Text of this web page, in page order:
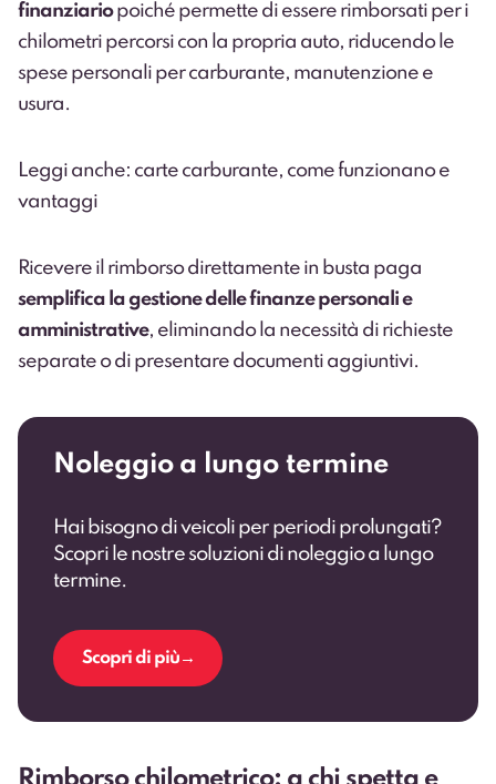
finanziariopoiché permette di essere rimborsati per i
chilometri percorsi con la propria auto, riducendo le
spese personali per carburante, manutenzione e
usura.
Leggi anche: carte carburante, come funzionano e
vantaggi
Ricevere il rimborso direttamente in busta paga
semplifica la gestione delle finanze personali e
amministrative, eliminando la necessità di richieste
separate o di presentare documenti aggiuntivi.
Noleggio a lungo termine
Hai bisogno di veicoli per periodi prolungati?
Scopri le nostre soluzioni di noleggio a lungo
termine.
Scopri di più
Rimborso chilometrico: a chi spetta e